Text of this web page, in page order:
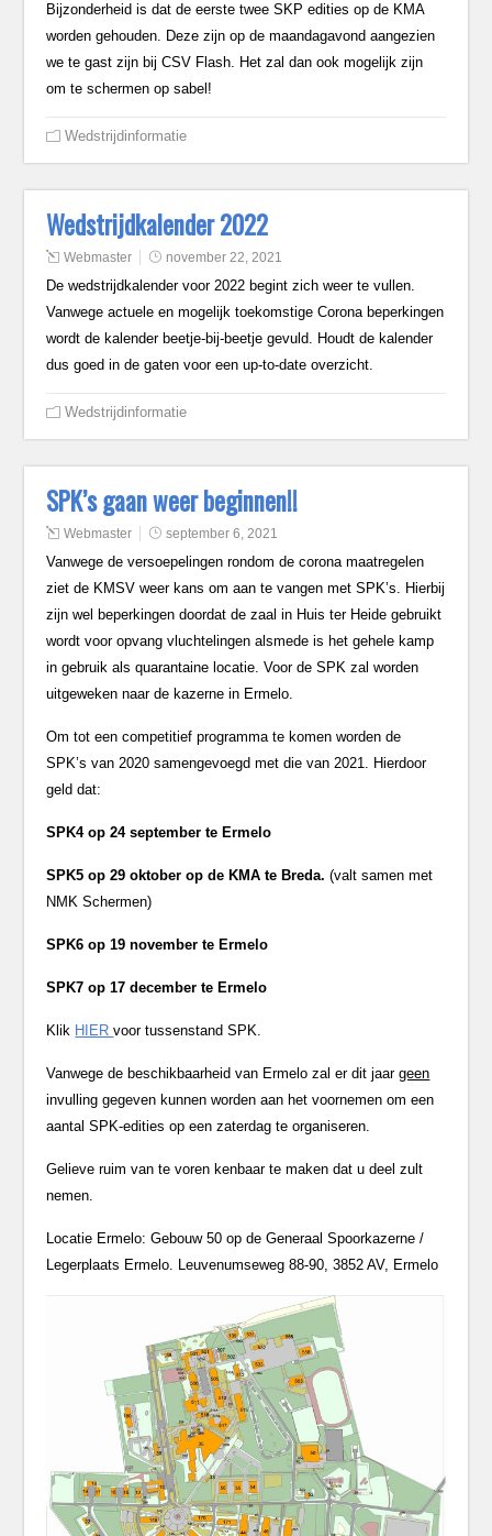
Bijzonderheid is dat de eerste twee SKP edities op de KMA
worden gehouden. Deze zijn op de maandagavond aangezien
we te gast zijn bij CSV Flash. Het zal dan ook mogelijk zijn
om te schermen op sabel!
Wedstrijdinformatie
Wedstrijdkalender 2022
Webmaster november 22, 2021
De wedstrijdkalender voor 2022 begint zich weer te vullen.
Vanwege actuele en mogelijk toekomstige Corona beperkingen
wordt de kalender beetje-bij-beetje gevuld. Houdt de kalender
dus goed in de gaten voor een up-to-date overzicht.
Wedstrijdinformatie
SPK’s gaan weer beginnen!!
Webmaster september 6, 2021
Vanwege de versoepelingen rondom de corona maatregelen
ziet de KMSV weer kans om aan te vangen met SPK’s. Hierbij
zijn wel beperkingen doordat de zaal in Huis ter Heide gebruikt
wordt voor opvang vluchtelingen alsmede is het gehele kamp
in gebruik als quarantaine locatie. Voor de SPK zal worden
uitgeweken naar de kazerne in Ermelo.
Om tot een competitief programma te komen worden de
SPK’s van 2020 samengevoegd met die van 2021. Hierdoor
geld dat:
SPK4 op 24 september te Ermelo
SPK5 op 29 oktober op de KMA te Breda. (valt samen met
NMK Schermen)
SPK6 op 19 november te Ermelo
SPK7 op 17 december te Ermelo
Klik HIERvoor tussenstand SPK.
Vanwege de beschikbaarheid van Ermelo zal er dit jaargeen
invulling gegeven kunnen worden aan het voornemen om een
aantal SPK-edities op een zaterdag te organiseren.
Gelieve ruim van te voren kenbaar te maken dat u deel zult
nemen.
Locatie Ermelo: Gebouw 50 op de Generaal Spoorkazerne /
Legerplaats Ermelo. Leuvenumseweg 88-90, 3852 AV, Ermelo